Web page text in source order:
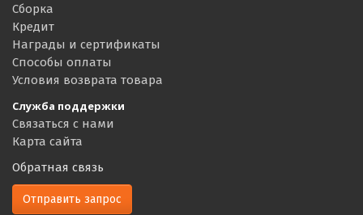
Сборка
Кредит
Награды и сертификаты
Способы оплаты
Условия возврата товара
Служба поддержки
Связаться с нами
Карта сайта
Обратная связь
Отправить запрос